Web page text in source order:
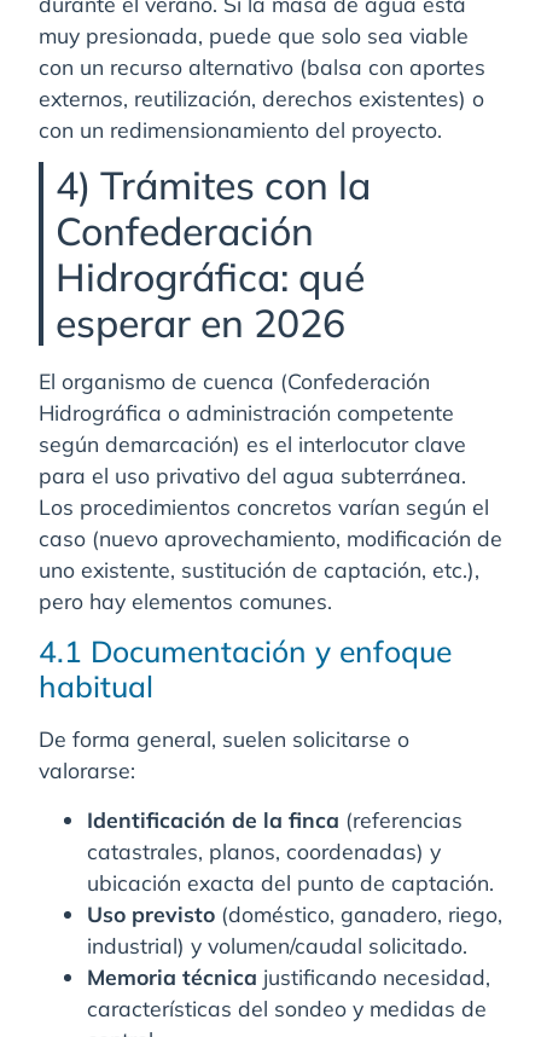
muy presionada, puede que solo sea viable
con un recurso alternativo (balsa con aportes
externos, reutilización, derechos existentes) o
con un redimensionamiento del proyecto.
4) Trámites con la
Confederación
Hidrográfica: qué
esperar en 2026
El organismo de cuenca (Confederación
Hidrográfica o administración competente
según demarcación) es el interlocutor clave
para el uso privativo del agua subterránea.
Los procedimientos concretos varían según el
caso (nuevo aprovechamiento, modificación de
uno existente, sustitución de captación, etc.),
pero hay elementos comunes.
4.1 Documentación y enfoque
habitual
De forma general, suelen solicitarse o
valorarse:
Identificación de la finca (referencias
catastrales, planos, coordenadas) y
ubicación exacta del punto de captación.
Uso previsto (doméstico, ganadero, riego,
industrial) y volumen/caudal solicitado.
Memoria técnica justificando necesidad,
características del sondeo y medidas de